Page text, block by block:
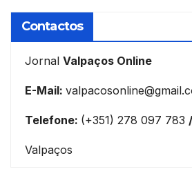
Contactos
Jornal Valpaços Online
E-Mail:
Telefone: (+351) 278 097 783 /
Valpaços